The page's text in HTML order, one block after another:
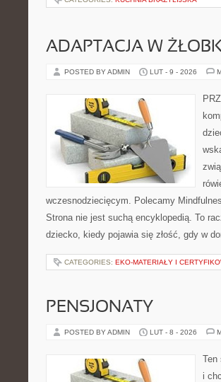
ADAPTACJA W
POSTED BY ADMIN LUT - 9 - 2026
wczesnodziecięcym. Polecamy
Strona nie jest suchą encyklopedią. To
dziecko, kiedy pojawia się złość, gdy w
CATEGORIES: EKO-MATERIAŁY I
PENSJONATY
POSTED BY ADMIN LUT - 8 - 2026
Ten
i